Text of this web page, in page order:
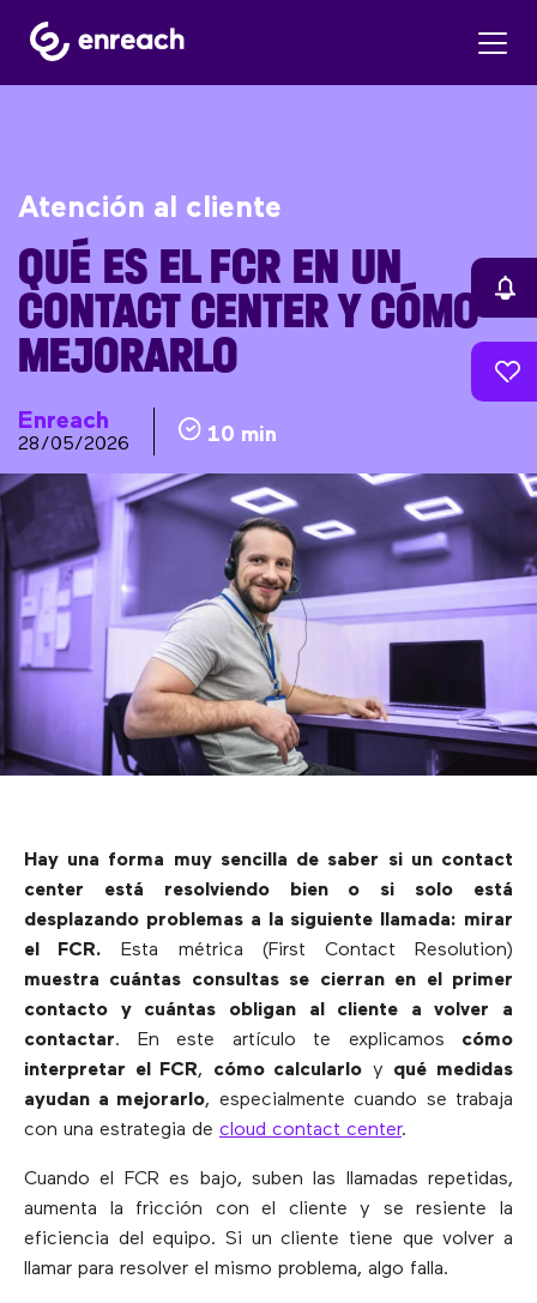
Atención al cliente
QUÉ ES EL FCR EN UN
CONTACT CENTER Y CÓMO
MEJORARLO
Enreach
28/05/2026 10 min
Hay una forma muy sencilla de saber si un contact
center está resolviendo bien o si solo está
desplazando problemas a la siguiente llamada: mirar
el FCR. Esta métrica (First Contact Resolution)
muestra cuántas consultas se cierran en el primer
contacto y cuántas obligan al cliente a volver a
contactar. En este artículo te explicamos cómo
interpretar el FCR, cómo calcularlo y qué medidas
ayudan a mejorarlo, especialmente cuando se trabaja
con una estrategia de cloud contact center.
Cuando el FCR es bajo, suben las llamadas repetidas,
aumenta la fricción con el cliente y se resiente la
eficiencia del equipo. Si un cliente tiene que volver a
llamar para resolver el mismo problema, algo falla.